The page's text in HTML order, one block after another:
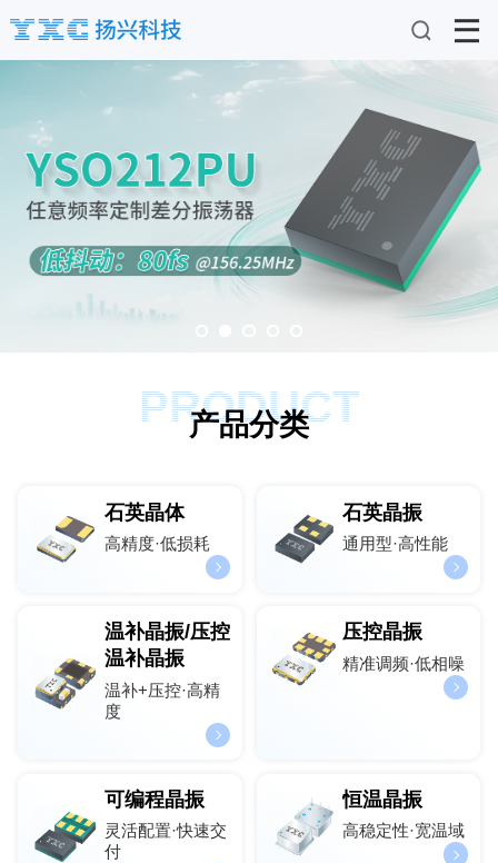
PRODUCT
产品分类
石英晶体
高精度·低损耗
石英晶振
通用型·高性能
温补晶振/压控
温补晶振
温补+压控·高精
度
压控晶振
精准调频·低相噪
可编程晶振
灵活配置·快速交
付
恒温晶振
高稳定性·宽温域